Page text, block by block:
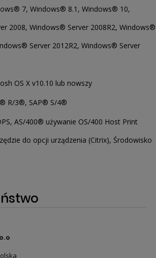
7, Windows® 8.1, Windows® 10,
2008, Windows® Server 2008R2, Windows®
Server 2012R2, Windows® Server
OS X v10.10 lub nowszy
R/3®, SAP® S/4®
AS/400® używanie OS/400 Host Print
do opcji urządzenia (Citrix), Środowisko